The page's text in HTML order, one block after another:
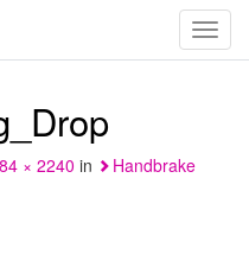
× 2240 in
Handbrake